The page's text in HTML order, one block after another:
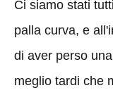
Ci siamo stati
palla curva, e
di aver perso
meglio tardi che